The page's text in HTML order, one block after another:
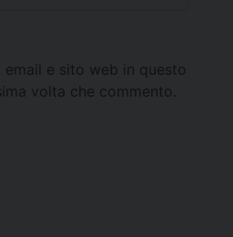
email e sito web in questo
volta che commento.